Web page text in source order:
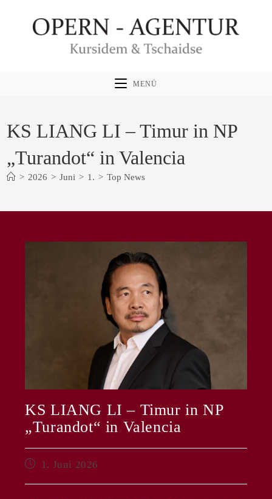
MENÜ
KS LIANG LI – Timur in NP
„Turandot“ in Valencia
> 2026 > Juni > 1. > Top News
KS LIANG LI – Timur in NP
„Turandot“ in Valencia
Beitrag1. Juni 2026